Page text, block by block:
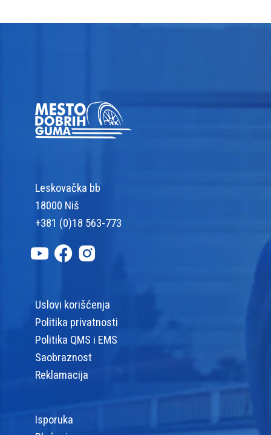
Leskovačka bb
18000 Niš
+381 (0)18 563-773
Uslovi korišćenja
Politika privatnosti
Politika QMS i EMS
Saobraznost
Reklamacija
Isporuka